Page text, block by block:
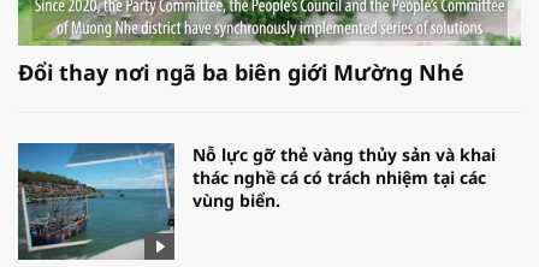
Đổi thay nơi ngã ba biên giới Mường Nhé
Nỗ lực gỡ thẻ vàng thủy sản và khai
thác nghề cá có trách nhiệm tại các
vùng biển.